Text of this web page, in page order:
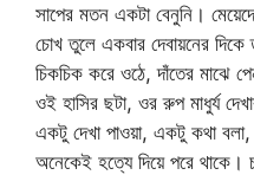
সাপের মতন একটা বেনুনি।
চোখ তুলে একবার দেবায়নের
চিকচিক করে ওঠে, দাঁতের মাঝে
ওই হাসির ছটা, ওর রুপ মাধুর্য
একটু দেখা পাওয়া, একটু কথা
অনেকেই হত্যে দিয়ে পরে থাকে।